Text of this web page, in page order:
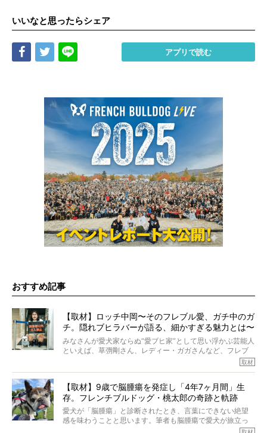
いいなと思ったらシェア
Share Tweet アプリで読む
おすすめ記事
【取材】ロッチ中岡〜そのフレブル愛、ガチ中のガ
チ。隠れブヒラバーが語る、細かすぎる魅力とは〜
【前編】
みなさんが愛犬家ならぬ“愛ブヒ家”として思い浮かぶ芸能人
といえば、草彅剛さん、レディー・ガガさんなど、フレブ
ルを飼っている方が多いと思います。が、ロッチ中岡さん
んのインスタグラムを覗くと、たくさんのフレブルアカウ
ントがフォローされていて、わが『FRENCH BULLDOG
LIFE』モデルのnicoやトーラスも、その中の一頭。
そんな中岡さんに、フレブルの魅力を語っていただきまし
た。そのブヒ愛っぷりは、思ってた以上！ ガチ中のガチ
取材
【取材】9歳で脳腫瘍を発症し「4年7ヶ月間」生
存。フレンチブルドッグ・桃太郎の奇跡と軌跡
愛犬が「脳腫瘍」と診断されたとき、言葉にできない絶望
感を味わうことと思います。筆者も脳腫瘍で愛犬が旅立っ
たひとり。だからこそ、どれほど厄介で困難な病気かを理